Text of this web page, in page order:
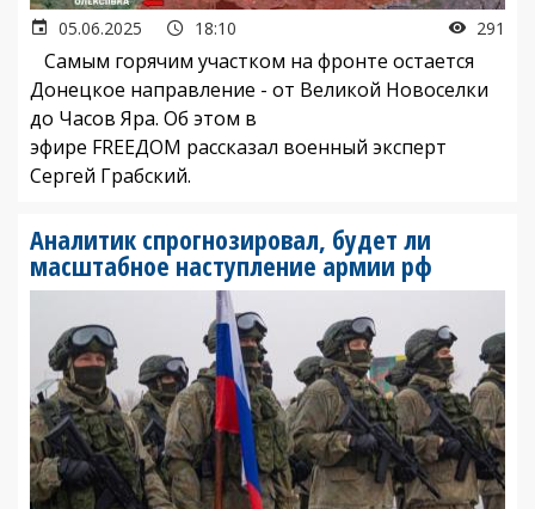
05.06.2025 18:10 291
Самым горячим участком на фронте остается
Донецкое направление - от Великой Новоселки
до Часов Яра. Об этом в
эфире FREEДОМ рассказал военный эксперт
Сергей Грабский.
Аналитик спрогнозировал, будет ли
масштабное наступление армии рф